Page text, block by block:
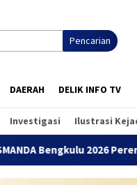
Pencarian
DAERAH DELIK INFO TV
Investigasi Ilustrasi
2026 Pererat